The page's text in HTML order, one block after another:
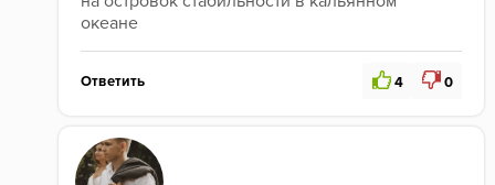
океане
Ответить 4 0